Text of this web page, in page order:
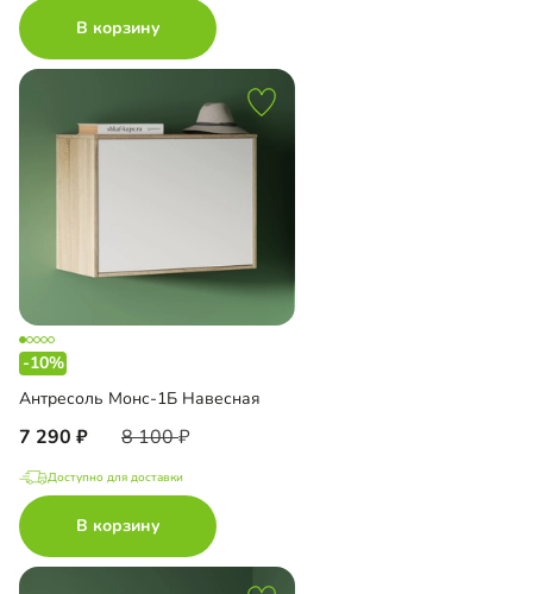
В корзину
-10%
Антресоль Монс-1Б Навесная
7 290 8 100
Доступно для доставки
В корзину